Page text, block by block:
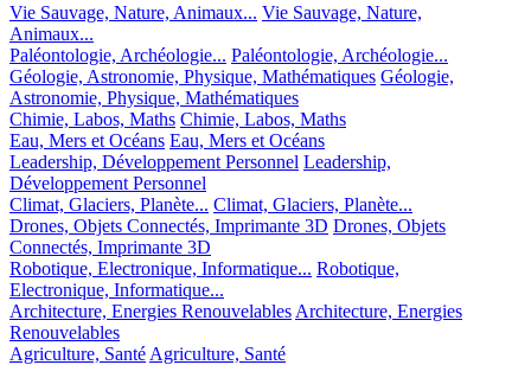
Vie Sauvage, Nature, Animaux... Vie Sauvage, Nature,
Animaux...
Paléontologie, Archéologie... Paléontologie, Archéologie...
Géologie, Astronomie, Physique, Mathématiques Géologie,
Astronomie, Physique, Mathématiques
Chimie, Labos, Maths Chimie, Labos, Maths
Eau, Mers et Océans Eau, Mers et Océans
Leadership, Développement Personnel Leadership,
Développement Personnel
Climat, Glaciers, Planète... Climat, Glaciers, Planète...
Drones, Objets Connectés, Imprimante 3D Drones, Objets
Connectés, Imprimante 3D
Robotique, Electronique, Informatique... Robotique,
Electronique, Informatique...
Architecture, Energies Renouvelables Architecture, Energies
Renouvelables
Agriculture, Santé Agriculture, Santé